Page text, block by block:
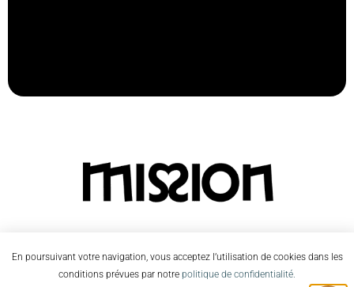
En poursuivant votre navigation, vous acceptez l’utilisation de cookies dans les
conditions prévues par notre politique de confidentialité.